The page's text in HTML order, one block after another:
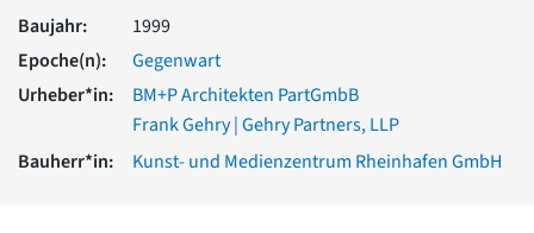
Romanik
Römische Antike
Über uns
Fachbeirat
Baujahr:
1999
Epoche(n):
Gegenwart
Urheber*in:
BM+P Architekten PartGmbB
Frank Gehry | Gehry Partners, LLP
Bauherr*in:
Kunst- und Medienzentrum Rheinhafen GmbH